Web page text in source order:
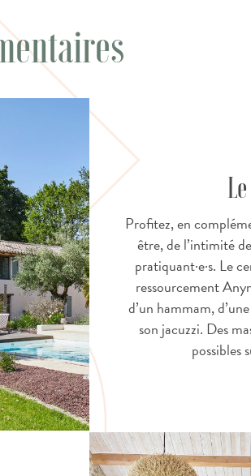
Profitez, en
être, de l’intimité
pratiquant·e·s. Le
ressourcement
d’un hammam,
son jacuzzi. Des
possibles